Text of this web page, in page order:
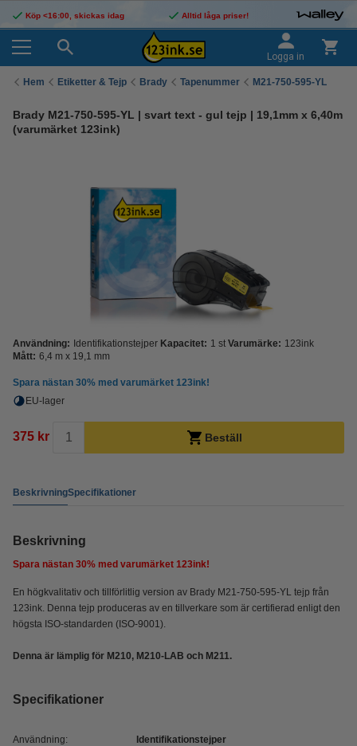
Köp <16:00, skickas idag Alltid låga priser!
Logga in
Hem Etiketter & Tejp Brady Tapenummer M21-750-595-YL
Brady M21-750-595-YL | svart text - gul tejp | 19,1mm x 6,40m
(varumärket 123ink)
Användning: Identifikationstejper Kapacitet: 1 st Varumärke: 123ink
Mått: 6,4 m x 19,1 mm
Spara nästan 30% med varumärket 123ink!
EU-lager
375 kr Beställ
BeskrivningSpecifikationer
Beskrivning
Spara nästan 30% med varumärket 123ink!
En högkvalitativ och tillförlitlig version av Brady M21-750-595-YL tejp från
123ink. Denna tejp produceras av en tillverkare som är certifierad enligt den
högsta ISO-standarden (ISO-9001).
Denna är lämplig för M210, M210-LAB och M211.
Specifikationer
Användning: Identifikationstejper